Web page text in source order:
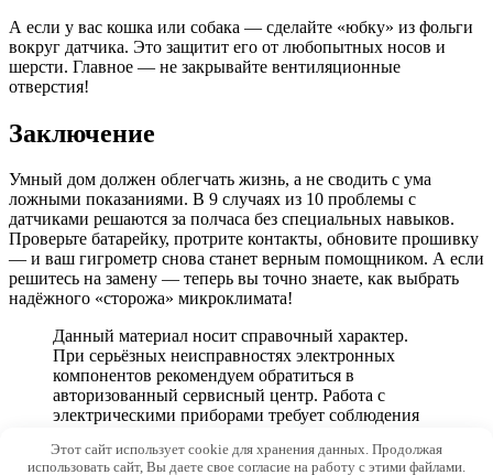
А если у вас кошка или собака — сделайте «юбку» из фольги
вокруг датчика. Это защитит его от любопытных носов и
шерсти. Главное — не закрывайте вентиляционные
отверстия!
Заключение
Умный дом должен облегчать жизнь, а не сводить с ума
ложными показаниями. В 9 случаях из 10 проблемы с
датчиками решаются за полчаса без специальных навыков.
Проверьте батарейку, протрите контакты, обновите прошивку
— и ваш гигрометр снова станет верным помощником. А если
решитесь на замену — теперь вы точно знаете, как выбрать
надёжного «сторожа» микроклимата!
Данный материал носит справочный характер.
При серьёзных неисправностях электронных
компонентов рекомендуем обратиться в
авторизованный сервисный центр. Работа с
электрическими приборами требует соблюдения
Этот сайт использует cookie для хранения данных. Продолжая
использовать сайт, Вы даете свое согласие на работу с этими файлами.